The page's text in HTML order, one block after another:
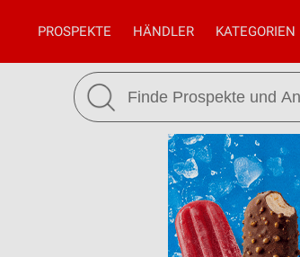
PROSPEKTE HÄNDLER KATEGORIEN